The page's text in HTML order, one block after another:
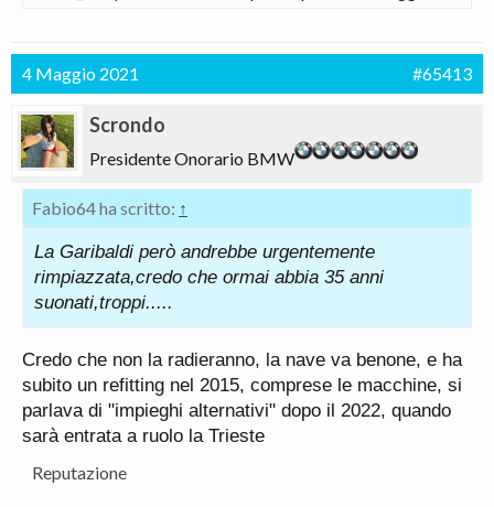
4 Maggio 2021 #65413
Scrondo
Presidente Onorario BMW
Fabio64 ha scritto: ↑
La Garibaldi però andrebbe urgentemente
rimpiazzata,credo che ormai abbia 35 anni
suonati,troppi.....
Credo che non la radieranno, la nave va benone, e ha
subito un refitting nel 2015, comprese le macchine, si
parlava di "impieghi alternativi" dopo il 2022, quando
sarà entrata a ruolo la Trieste
Reputazione